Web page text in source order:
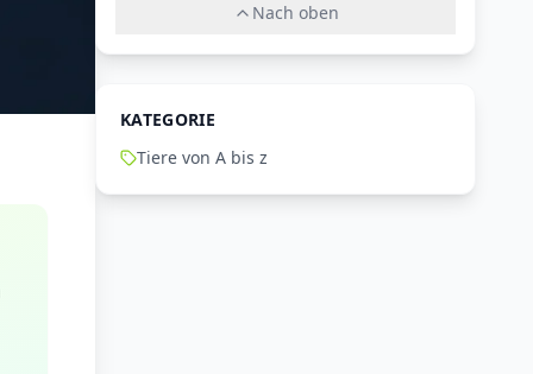
Nach oben
KATEGORIE
Tiere von A bis z